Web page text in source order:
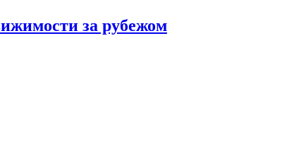
за рубежом